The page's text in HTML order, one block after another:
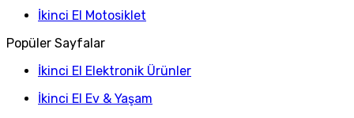
İkinci El Motosiklet
Popüler Sayfalar
İkinci El Elektronik Ürünler
İkinci El Ev & Yaşam